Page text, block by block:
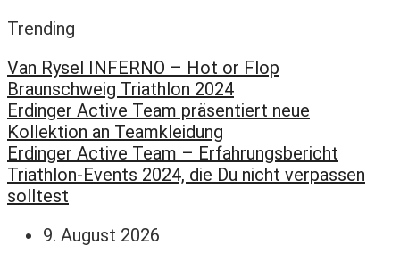
Trending
Van Rysel INFERNO – Hot or Flop
Braunschweig Triathlon 2024
Erdinger Active Team präsentiert neue
Kollektion an Teamkleidung
Erdinger Active Team – Erfahrungsbericht
Triathlon-Events 2024, die Du nicht verpassen
solltest
9. August 2026